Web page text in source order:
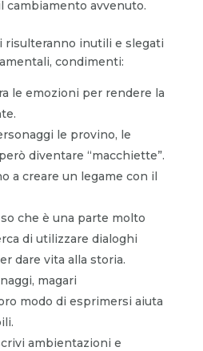
cambiamento avvenuto.
risulteranno inutili e slegati
condimenti:
le emozioni per rendere la
le provino, le
diventare “macchiette”.
a creare un legame con il
so che è una parte molto
di utilizzare dialoghi
dare vita alla storia.
magari
modo di esprimersi aiuta
ambientazioni e